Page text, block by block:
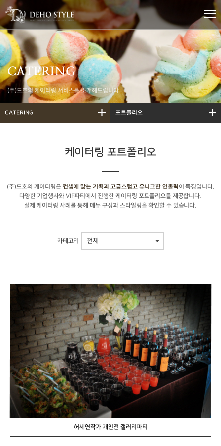
CATERING
(주)드호의 케이터링 서비스를 소개해드립니다
CATERING 포트폴리오
케이터링 포트폴리오
(주)드호의 케이터링은 컨셉에 맞는 기획과 고급스럽고 유니크한 연출력이 특징입니다.
다양한 기업행사와 VIP파티에서 진행한 케이터링 포트폴리오를 제공합니다.
실제 케이터링 사례를 통해 메뉴 구성과 스타일링을 확인할 수 있습니다.
카테고리
허세연작가 개인전 갤러리파티